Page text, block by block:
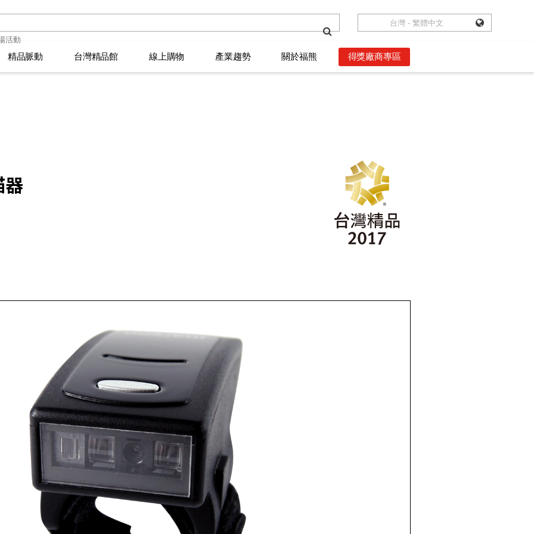
台灣 - 繁體中文
選拔須知 頒獎典禮 獲獎者權益
2026年台灣精品獎得主
精品脈動
臺灣活動 精品專欄 影音頻道
台灣精品館
花筒 創新生活大玩家 366數位語錄
線上購物 產業趨勢
IPSOS 市調報告
關於福熊 得獎廠商專區
器
台灣 - 繁體中文
選拔須知 頒獎典禮 獲獎者權益
2026年台灣精品獎得主
精品脈動
臺灣活動 精品專欄 影音頻道
台灣精品館
花筒 創新生活大玩家 366數位語錄
線上購物 產業趨勢
IPSOS 市調報告
關於福熊 得獎廠商專區